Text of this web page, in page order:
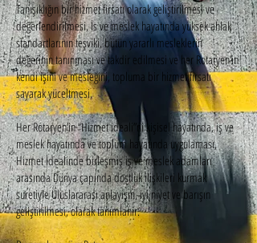
Tanışıklığın bir hizmet firsatı olarak geliştirilmesi ve
değerlendirilmesi, İs ve meslek hayatında yüksek ahlak
standartlarının teşviki, bütün yararlı mesleklerin
değerinin tanınması ve takdir edilmesi ve her Rotaryen’in
kendi işini ve mesleğini, topluma bir hizmet fırsatı
sayarak yüceltmesi,
Her Rotaryen’in “Hizmet ideali”ni kişisel hayatında, iş ve
meslek hayatında ve toplum hayatında uygulaması,
Hizmet İdealinde birleşmiş iş ve meslek adamları
arasında Dünya çapında dostluk ilişkileri kurmak
suretiyle Uluslararası anlayışın, iyi niyet ve barışın
geliştirilmesi, olarak tanımlanır.